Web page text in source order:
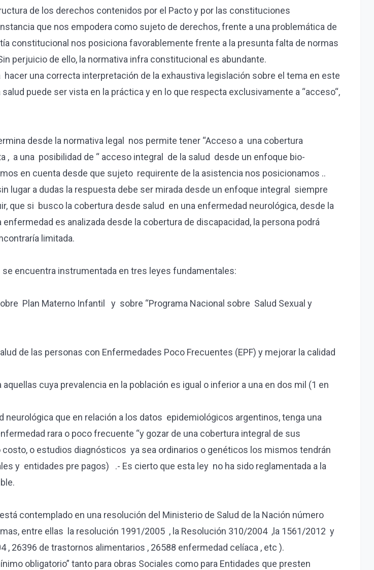
de los derechos contenidos por el Pacto y por las constituciones
que nos empodera como sujeto de derechos, frente a una problemática de
constitucional nos posiciona favorablemente frente a la presunta falta de normas
perjuicio de ello, la normativa infra constitucional es abundante.
una correcta interpretación de la exhaustiva legislación sobre el tema en este
puede ser vista en la práctica y en lo que respecta exclusivamente a “acceso“,
desde la normativa legal nos permite tener “Acceso a una cobertura
a una posibilidad de “ acceso integral de la salud desde un enfoque bio-
en cuenta desde que sujeto requirente de la asistencia nos posicionamos ..
lugar a dudas la respuesta debe ser mirada desde un enfoque integral siempre
que si busco la cobertura desde salud en una enfermedad neurológica, desde la
es analizada desde la cobertura de discapacidad, la persona podrá
limitada.
encuentra instrumentada en tres leyes fundamentales:
Plan Materno Infantil y sobre “Programa Nacional sobre Salud Sexual y
de las personas con Enfermedades Poco Frecuentes (EPF) y mejorar la calidad
cuya prevalencia en la población es igual o inferior a una en dos mil (1 en
que en relación a los datos epidemiológicos argentinos, tenga una
rara o poco frecuente “y gozar de una cobertura integral de sus
o estudios diagnósticos ya sea ordinarios o genéticos los mismos tendrán
y entidades pre pagos) .- Es cierto que esta ley no ha sido reglamentada a la
contemplado en una resolución del Ministerio de Salud de la Nación número
entre ellas la resolución 1991/2005 , la Resolución 310/2004 ,la 1561/2012 y
26396 de trastornos alimentarios , 26588 enfermedad celíaca , etc ).
obligatorio” tanto para obras Sociales como para Entidades que presten